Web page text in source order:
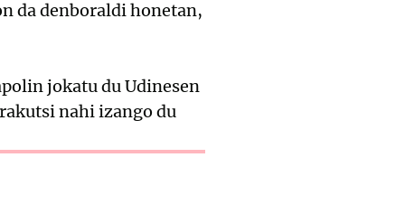
da denboraldi honetan,
jokatu du Udinesen
nahi izango du